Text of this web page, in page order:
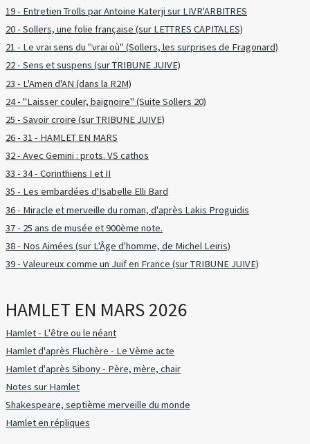
19 - Entretien Trolls par Antoine Katerji sur LIVR'ARBITRES
20 - Sollers, une folie française (sur LETTRES CAPITALES)
21 - Le vrai sens du "vrai où" (Sollers, les surprises de Fragonard)
22 - Sens et suspens (sur TRIBUNE JUIVE)
23 - L'Amen d'AN (dans la R2M)
24 - "Laisser couler, baignoire" (Suite Sollers 20)
25 - Savoir croire (sur TRIBUNE JUIVE)
26 - 31 - HAMLET EN MARS
32 - Avec Gemini : prots. VS cathos
33 - 34 - Corinthiens I et II
35 - Les embardées d'Isabelle Elli Bard
36 - Miracle et merveille du roman, d'après Lakis Proguidis
37 - 25 ans de musée et 900ème note.
38 - Nos Aimées (sur L'Âge d'homme, de Michel Leiris)
39 - Valeureux comme un Juif en France (sur TRIBUNE JUIVE)
HAMLET EN MARS 2026
Hamlet - L'être ou le néant
Hamlet d'après Fluchère - Le Vème acte
Hamlet d'après Sibony - Père, mère, chair
Notes sur Hamlet
Shakespeare, septième merveille du monde
Hamlet en répliques